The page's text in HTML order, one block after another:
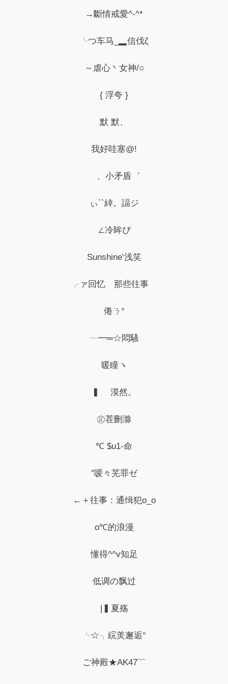
→斷情戒愛^-^*
╰つ车马_▂信伐ζ
～虐心丶女神/○
{ 浮夸 }
默 默、
我好哇塞@!
ゝ、小矛盾゛
ぃ``緈。諨ジ
∠冷眸ぴ
Sunshine‵浅笑
╭ァ回忆ゝ那些往事ゞ
倦ㄋ°
┈━═☆悶騷
暖瞳ヽ
▍ 漠然。
㊣茬刪滁
℃ $u1-命
″嗳々芜罪ゼ
←＋往事：通缉犯o_o
o℃的浪漫
懂得^^v知足
低调の飘过
|▍夏殇
╰☆╮綄羙邂逅°
ご神殿★AK47﹌